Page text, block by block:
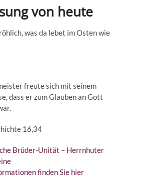
von heute
was da lebet im Osten wie
freute sich mit seinem
dass er zum Glauben an Gott
16,34
Brüder-Unität – Herrnhuter
finden Sie hier